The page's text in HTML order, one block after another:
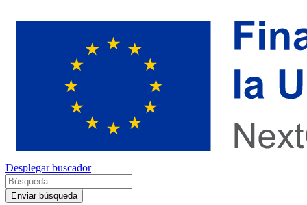
Desplegar buscador
Enviar búsqueda